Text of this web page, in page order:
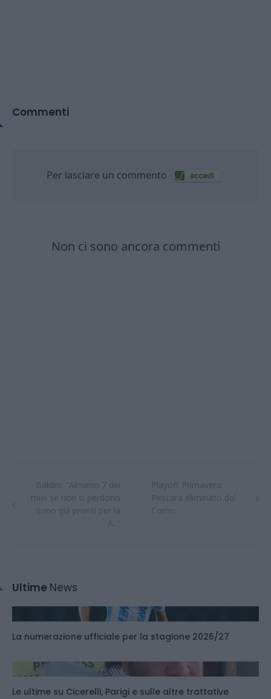
Commenti
Ultime News
La numerazione ufficiale per la stagione 2026/27
Le ultime su Cicerelli, Parigi e sulle altre trattative